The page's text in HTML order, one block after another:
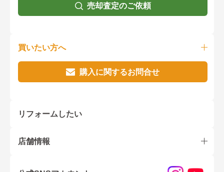
売却査定のご依頼
買いたい方へ
購入に関するお問合せ
リフォームしたい
店舗情報